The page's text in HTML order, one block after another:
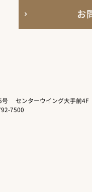
お
号
センターウイング大手前4F
7500